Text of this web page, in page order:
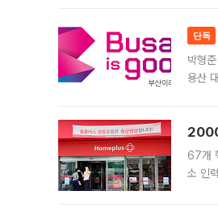
단독
박형
용산
67개
소 인